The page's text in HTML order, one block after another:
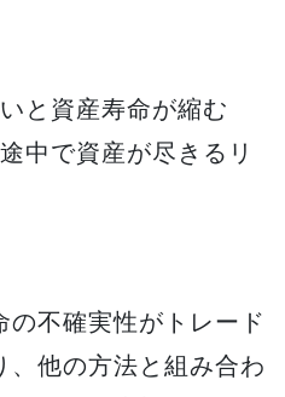
と資産寿命が縮む
中で資産が尽きるリ
不確実性がトレード
他の方法と組み合わ